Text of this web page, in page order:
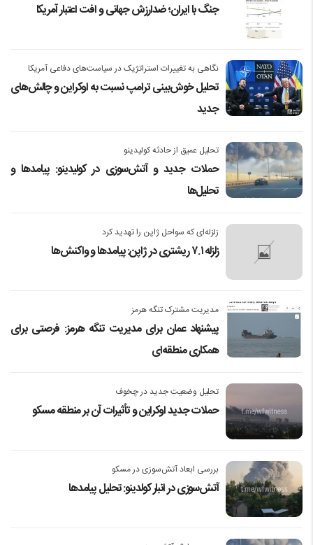
جنگ با ایران؛ ضدارزش جهانی و افت اعتبار آمریکا
نگاهی به تغییرات استراتژیک در سیاست‌های دفاعی آمریکا
تحلیل خوش‌بینی ترامپ نسبت به اوکراین و چالش‌های
جدید
تحلیل عمیق از حادثه کولیدینو
حملات جدید و آتش‌سوزی در کولیدینو: پیامدها و
تحلیل‌ها
زلزله‌ای که سواحل ژاپن را تهدید کرد
زلزله ۷.۱ ریشتری در ژاپن: پیامدها و واکنش‌ها
مدیریت مشترک تنگه هرمز
پیشنهاد عمان برای مدیریت تنگه هرمز: فرصتی برای
همکاری منطقه‌ای
تحلیل وضعیت جدید در چخوف
حملات جدید اوکراین و تأثیرات آن بر منطقه مسکو
بررسی ابعاد آتش‌سوزی در مسکو
آتش‌سوزی در انبار کولدینو: تحلیل پیامدها